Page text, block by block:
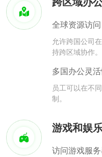
全球资源访问
允许跨国公司
持跨区域协作。
多国办公灵
员工可以在不
制。
游戏和娱
访问游戏服